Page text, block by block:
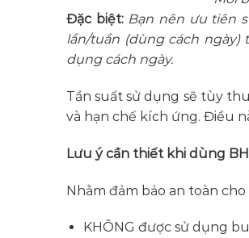
Đặc biệt: Bạn nên ưu tiên
lần/tuần (dùng cách ngày)
dụng cách ngày.
Tần suất sử dụng sẽ tùy
và hạn chế kích ứng. Điều
Lưu ý cần thiết khi dùng
Nhằm đảm bảo an toàn
KHÔNG được sử dụng